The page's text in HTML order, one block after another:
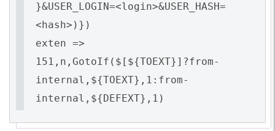
}&USER_LOGIN=<login>&USER_HASH=
<hash>)})
exten =>
151,n,GotoIf($[${TOEXT}]?from-
internal,${TOEXT},1:from-
internal,${DEFEXT},1)